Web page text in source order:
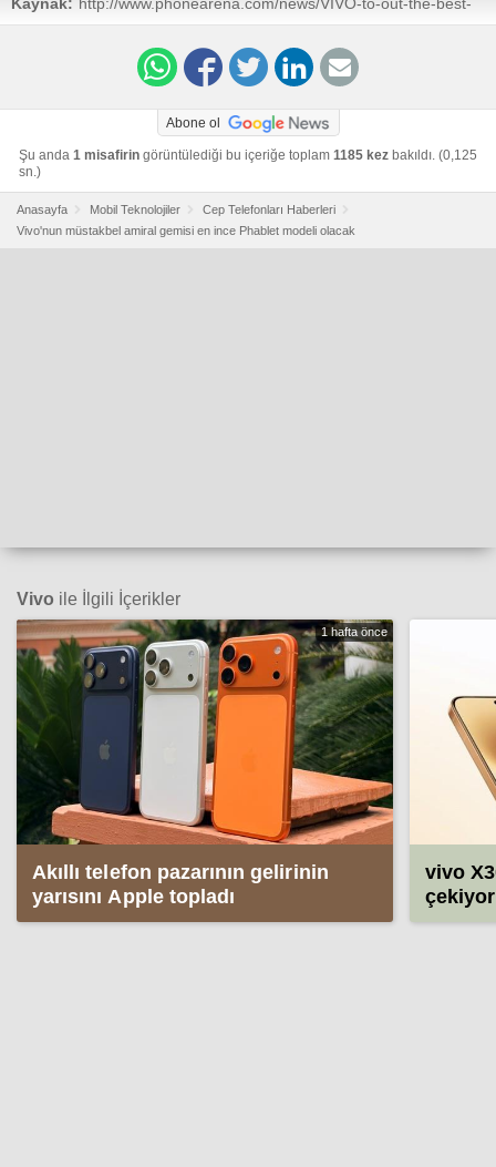
phablet-yet-5.68mm-frame-6-QHD-display-3500-mAh-
Abone ol
Şu anda 1 misafirin görüntülediği bu içeriğe toplam 1185 kez bakıldı. (0,125
sn.)
Anasayfa Mobil Teknolojiler
Cep Telefonları Haberleri
Vivo'nun müstakbel amiral gemisi en ince Phablet modeli olacak
Vivo ile İlgili İçerikler
1 hafta önce
Akıllı telefon pazarının gelirinin
yarısını Apple topladı
vivo
çekiyor